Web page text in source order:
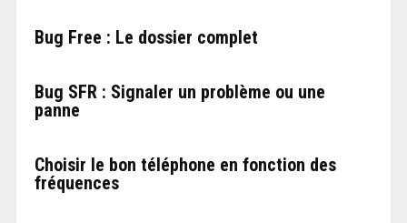
Bug Free : Le dossier complet
Bug SFR : Signaler un problème ou une
panne
Choisir le bon téléphone en fonction des
fréquences